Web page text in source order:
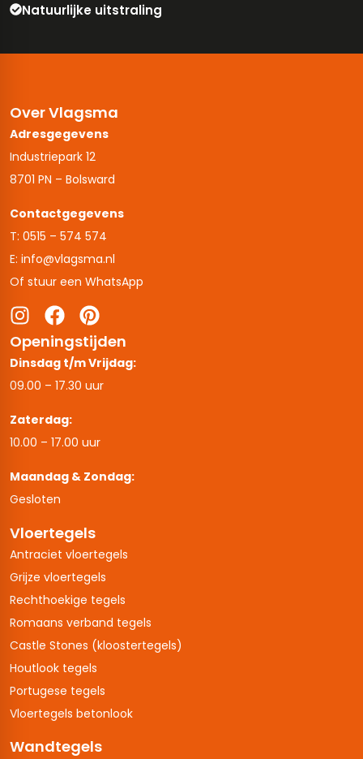
Natuurlijke uitstraling
Over Vlagsma
Adresgegevens
Industriepark 12
8701 PN – Bolsward
Contactgegevens
T: 0515 – 574 574
E: info@vlagsma.nl
Of stuur een WhatsApp
Openingstijden
Dinsdag t/m Vrijdag:
09.00 – 17.30 uur
Zaterdag:
10.00 – 17.00 uur
Maandag & Zondag:
Gesloten
Vloertegels
Antraciet vloertegels
Grijze vloertegels
Rechthoekige tegels
Romaans verband tegels
Castle Stones (kloostertegels)
Houtlook tegels
Portugese tegels
Vloertegels betonlook
Wandtegels